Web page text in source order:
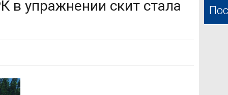
в упражнении скит стала